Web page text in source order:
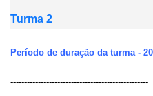
Turma 2
Período de duração da turma -
--------------------------------------------------